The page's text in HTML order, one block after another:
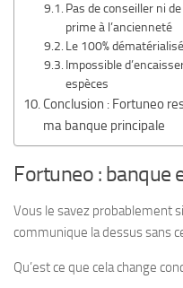
Pas de conseiller ni de
prime à l’ancienneté
Le 100% dématérialisé
Impossible
espèces
Conclusion : Fortuneo
ma banque principale
Fortuneo : banque
Vous le savez probablement
communique la dessus sans
Qu’est ce que cela change